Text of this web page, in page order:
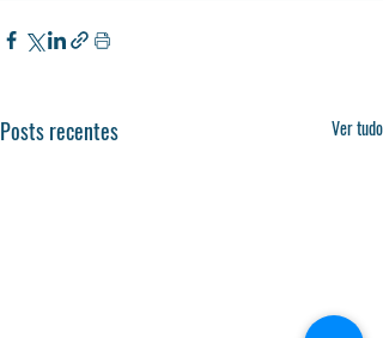
Posts recentes Ver tudo